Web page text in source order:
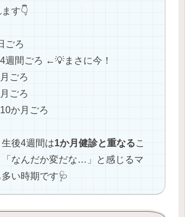
す👇
ごろ
週間ごろ ←💡まさに今！
ごろ
ごろ
か月ごろ
後4週間は1か月健診と重なるこ
「なんだか変だな…」と感じるマ
い時期です🩺